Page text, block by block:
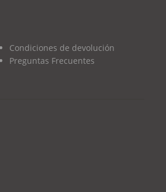
Condiciones de devolución
Preguntas Frecuentes